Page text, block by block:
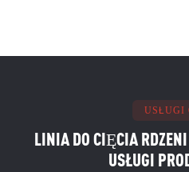
USŁUGI
LINIA DO CIĘCIA
USŁUGI